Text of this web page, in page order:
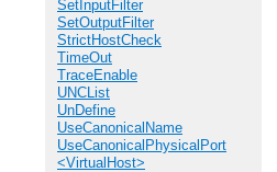
SetInputFilter
SetOutputFilter
StrictHostCheck
TimeOut
TraceEnable
UNCList
UnDefine
UseCanonicalName
UseCanonicalPhysicalPort
<VirtualHost>